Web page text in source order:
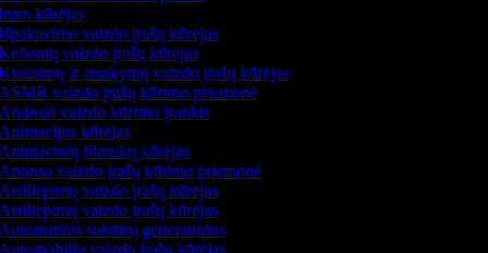
kūrėjas
vaizdo įrašų kūrėjas
vaizdo įrašų kūrėjas
ir atsakymų vaizdo įrašų kūrėjas
vaizdo įrašų kūrimo priemonė
vaizdo kūrimo įrankis
kūrėjas
filmukų kūrėjas
vaizdo įrašų kūrimo priemonė
vaizdo įrašų kūrėjas
vaizdo įrašų kūrėjas
subtitrų generatorius